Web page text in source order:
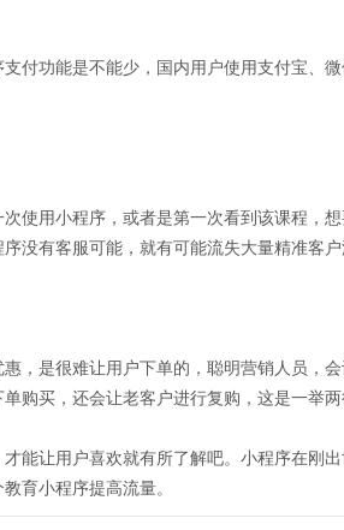
付功能是不能少，国内用户使用支付宝、
使用小程序，或者是第一次看到该课程，
没有客服可能，就有可能流失大量精准客户
，是很难让用户下单的，聪明营销人员，
购买，还会让老客户进行复购，这是一举
能让用户喜欢就有所了解吧。小程序在刚
育小程序提高流量。